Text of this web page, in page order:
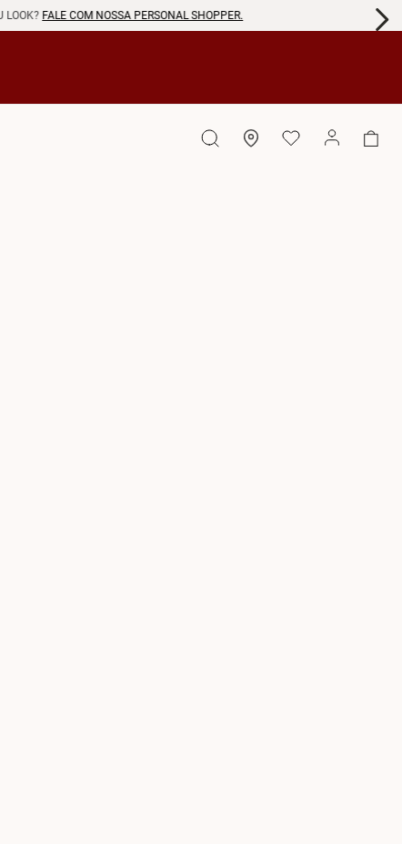
LOOK? FALE COM NOSSA PERSONAL SHOPPER.